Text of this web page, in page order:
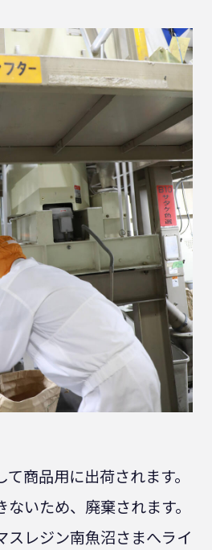
商品用に出荷されます。
いため、廃棄されます。
スレジン南魚沼さまへライ